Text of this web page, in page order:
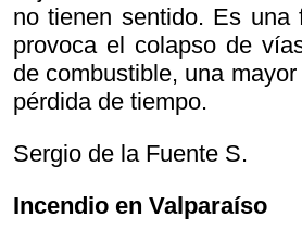
no tienen sentido. Es una
provoca el colapso de
de combustible, una
pérdida de tiempo.
Sergio de la Fuente S.
Incendio en Valparaíso